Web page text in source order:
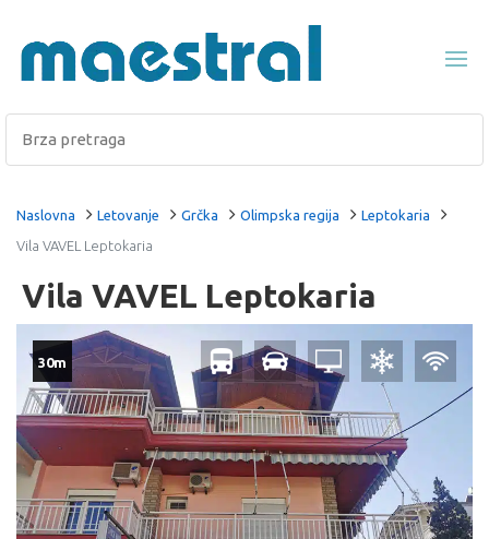
Naslovna Letovanje Grčka Olimpska regija
Leptokaria
Vila VAVEL Leptokaria
Vila VAVEL Leptokaria
30m